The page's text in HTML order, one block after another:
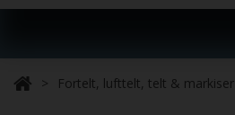
Fortelt, lufttelt, telt & markiser